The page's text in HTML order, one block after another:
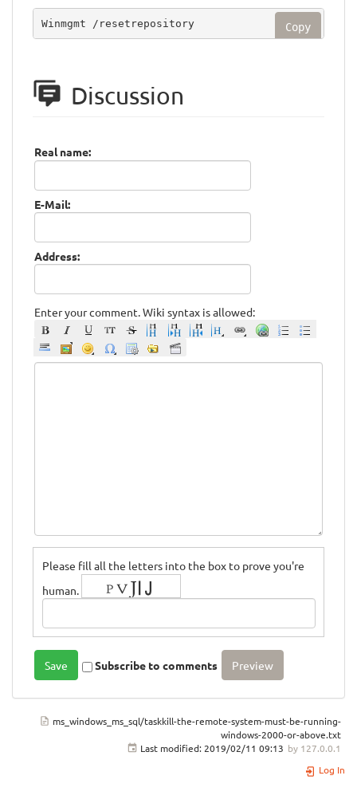
Winmgmt /resetrepository Copy
Discussion
Real name:
E-Mail:
Address:
Enter your comment. Wiki syntax is allowed:
Please fill all the letters into the box to prove you're
human.
Subscribe to comments
ms_windows_ms_sql/taskkill-the-remote-system-must-be-running-
windows-2000-or-above.txt
Last modified:2019/02/11 09:13 by 127.0.0.1
Log In